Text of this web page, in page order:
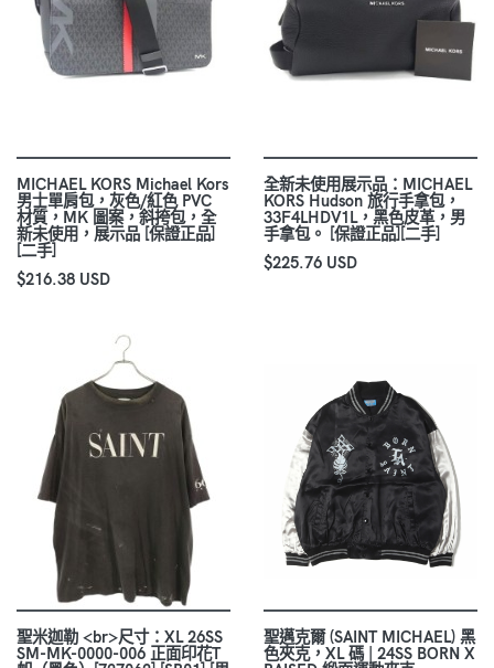
MICHAEL KORS Michael Kors
男士單肩包，灰色/紅色 PVC
材質，MK 圖案，斜挎包，全
新未使用，展示品 [保證正品]
[二手]
$216.38 USD
全新未使用展示品：MICHAEL
KORS Hudson 旅行手拿包，
33F4LHDV1L，黑色皮革，男
手拿包。 [保證正品][二手]
$225.76 USD
聖米迦勒 <br>尺寸：XL 26SS
SM-MK-0000-006 正面印花T
聖邁克爾 (SAINT MICHAEL) 黑
色夾克，XL 碼 | 24SS BORN X